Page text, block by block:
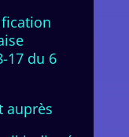
17 du 6
auprès